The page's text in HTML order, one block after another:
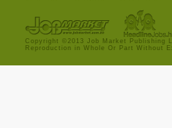
Copyright ©2013 Job Market Publishing
Reproduction in Whole Or Part Without